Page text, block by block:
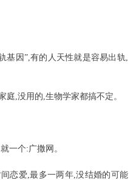
基因”,有的人天性就是容易出轨,
庭,没用的,生物学家都搞不定。
一个:广撒网。
恋爱,最多一两年,没结婚的可能